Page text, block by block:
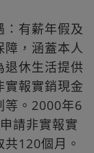
有薪年假及
障，涵蓋本人
退休生活提供
報實銷現金
等。2000年6
請非實報實
120個月。